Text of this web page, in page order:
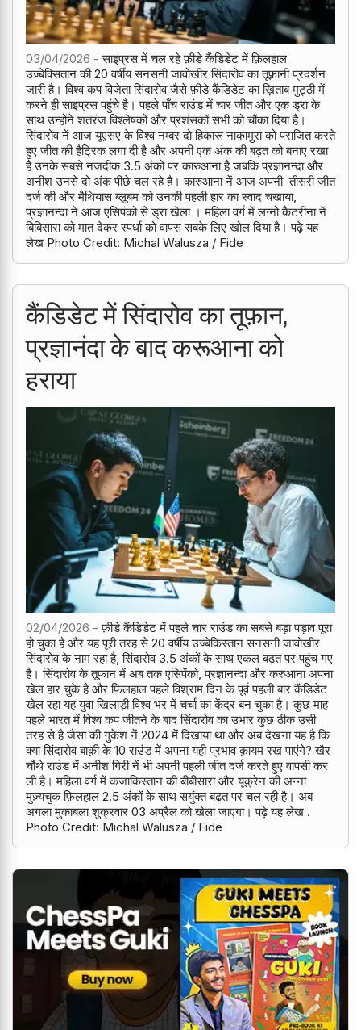
03/04/2026 - साइप्रस में चल रहे फ़ीडे कैंडिडेट में फ़िलहाल
उज़्बेक्सितान की 20 वर्षीय सनसनी जावोखीर सिंदारोव का तूफ़ानी प्रदर्शन
जारी है। विश्व कप विजेता सिंदारोव जैसे फ़ीडे कैंडिडेट का ख़िताब मुट्ठी में
करने ही साइप्रस पहुंचे है। पहले पाँच राउंड में चार जीत और एक ड्रा के
साथ उन्होंने शतरंज विश्लेषकों और प्रशंसकों सभी को चौंका दिया है।
सिंदारोव नें आज यूएसए के विश्व नम्बर दो हिकारू नाकामुरा को पराजित करते
हुए जीत की हैट्रिक लगा दी है और अपनी एक अंक की बढ़त को बनाए रखा
है उनके सबसे नजदीक 3.5 अंकों पर कारुआना है जबकि प्रज्ञानन्दा और
अनीश उनसे दो अंक पीछे चल रहे है। कारुआना नें आज अपनी तीसरी जीत
दर्ज की और मैथियास ब्लूबम को उनकी पहली हार का स्वाद चखाया,
प्रज्ञानन्दा ने आज एसिपंको से ड्रा खेला । महिला वर्ग में लग्नो कैटरीना नें
बिबिसारा को मात देकर स्पर्धा को वापस सबके लिए खोल दिया है। पढ़े यह
लेख Photo Credit: Michal Walusza / Fide
कैंडिडेट में सिंदारोव का तूफ़ान,
प्रज्ञानंदा के बाद करूआना को
हराया
02/04/2026 - फ़ीडे कैंडिडेट में पहले चार राउंड का सबसे बड़ा पड़ाव पूरा
हो चुका है और यह पूरी तरह से 20 वर्षीय उज्बेकिस्तान सनसनी जावोखीर
सिंदारोव के नाम रहा है, सिंदारोव 3.5 अंकों के साथ एकल बढ़त पर पहुंच गए
है। सिंदारोव के तूफान में अब तक एसिपेंको, प्रज्ञानन्दा और करुआना अपना
खेल हार चुके है और फ़िलहाल पहले विश्राम दिन के पूर्व पहली बार कैंडिडेट
खेल रहा यह युवा खिलाड़ी विश्व भर में चर्चा का केंद्र बन चुका है। कुछ माह
पहले भारत में विश्व कप जीतने के बाद सिंदारोव का उभार कुछ ठीक उसी
तरह से है जैसा की गुकेश नें 2024 में दिखाया था और अब देखना यह है कि
क्या सिंदारोव बाक़ी के 10 राउंड में अपना यही प्रभाव क़ायम रख पाएंगे? खैर
चौंथे राउंड में अनीश गिरी नें भी अपनी पहली जीत दर्ज करते हुए वापसी कर
ली है। महिला वर्ग में कजाकिस्तान की बीबीसारा और यूक्रेन की अन्ना
मुज़्यचुक फ़िलहाल 2.5 अंकों के साथ सयुंक्त बढ़त पर चल रही है। अब
अगला मुकाबला शुक्रवार 03 अप्रैल को खेला जाएगा। पढ़े यह लेख .
Photo Credit: Michal Walusza / Fide